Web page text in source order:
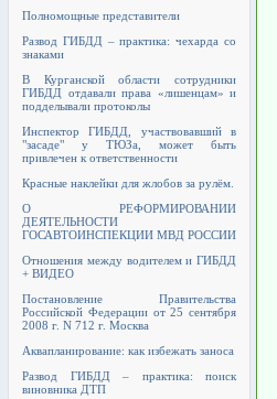
Полномощные представители
Развод ГИБДД – практика: чехарда со
знаками
В Курганской области сотрудники
ГИБДД отдавали права «лишенцам» и
подделывали протоколы
Инспектор ГИБДД, участвовавший в
"засаде" у ТЮЗа, может быть
привлечен к ответственности
Красные наклейки для жлобов за рулём.
О РЕФОРМИРОВАНИИ
ДЕЯТЕЛЬНОСТИ
ГОСАВТОИНСПЕКЦИИ МВД РОССИИ
Отношения между водителем и ГИБДД
+ ВИДЕО
Постановление Правительства
Российской Федерации от 25 сентября
2008 г. N 712 г. Москва
Аквапланирование: как избежать заноса
Развод ГИБДД – практика: поиск
виновника ДТП